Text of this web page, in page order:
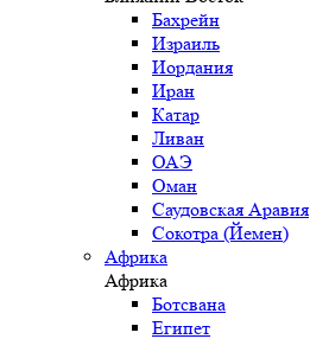
Бахрейн
Израиль
Иордания
Иран
Катар
Ливан
ОАЭ
Оман
Саудовская Аравия
Сокотра (Йемен)
Африка
Африка
Ботсвана
Египет